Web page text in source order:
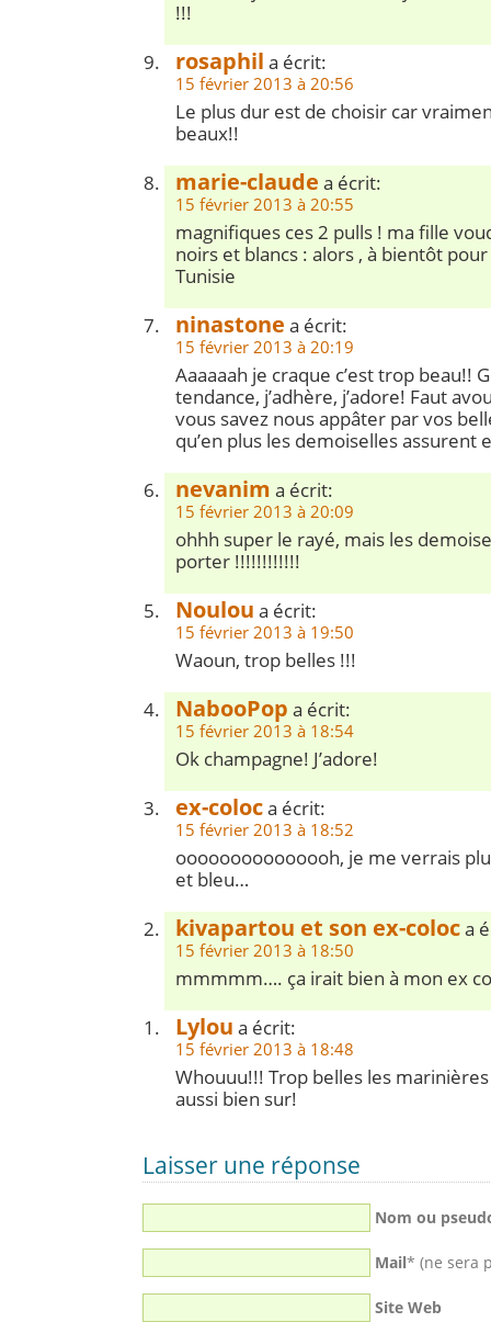
!!!
rosaphil a écrit:
15 février 2013 à 20:56
Le plus dur est de choisir car
beaux!!
marie-claude a écrit:
15 février 2013 à 20:55
magnifiques ces 2 pulls ! ma fille
noirs et blancs : alors , à bientôt
Tunisie
ninastone a écrit:
15 février 2013 à 20:19
Aaaaaah je craque c’est trop beau!!
tendance, j’adhère, j’adore! Faut
vous savez nous appâter par vos
qu’en plus les demoiselles assurent
nevanim a écrit:
15 février 2013 à 20:09
ohhh super le rayé, mais les
porter !!!!!!!!!!!!
Noulou a écrit:
15 février 2013 à 19:50
Waoun, trop belles !!!
NabooPop a écrit:
15 février 2013 à 18:54
Ok champagne! J’adore!
ex-coloca écrit:
15 février 2013 à 18:52
ooooooooooooooh, je me verrais
et bleu…
kivapartou et son ex-coloca
15 février 2013 à 18:50
mmmmm…. ça irait bien à mon ex
Lylou a écrit:
15 février 2013 à 18:48
Whouuu!!! Trop belles les
aussi bien sur!
Laisser une réponse
Nom ou
Mail* (ne sera
Site Web